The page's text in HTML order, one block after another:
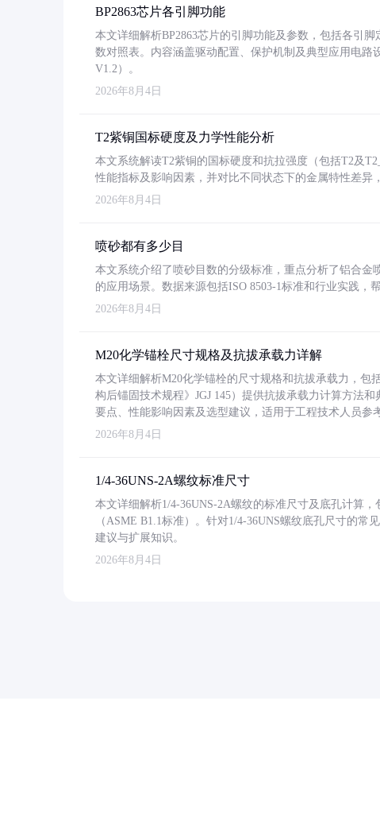
BP2863芯片各引脚功能
本文详细解析BP2863芯片的引脚功能及参数，包括各引
数对照表。内容涵盖驱动配置、保护机制及典型应用电
V1.2）。
2026年8月4日
T2紫铜国标硬度及力学性能分析
本文系统解读T2紫铜的国标硬度和抗拉强度（包括T2及
性能指标及影响因素，并对比不同状态下的金属特性差异
2026年8月4日
喷砂都有多少目
本文系统介绍了喷砂目数的分级标准，重点分析了铝合金
的应用场景。数据来源包括ISO 8503-1标准和行业实践，
2026年8月4日
M20化学锚栓尺寸规格及抗拔承载力详解
本文详细解析M20化学锚栓的尺寸规格和抗拔承载力，
构后锚固技术规程》JGJ 145）提供抗拔承载力计算方法
要点、性能影响因素及选型建议，适用于工程技术人员参
2026年8月4日
1/4-36UNS-2A螺纹标准尺寸
本文详细解析1/4-36UNS-2A螺纹的标准尺寸及底孔计算
（ASME B1.1标准）。针对1/4-36UNS螺纹底孔尺寸的
建议与扩展知识。
2026年8月4日